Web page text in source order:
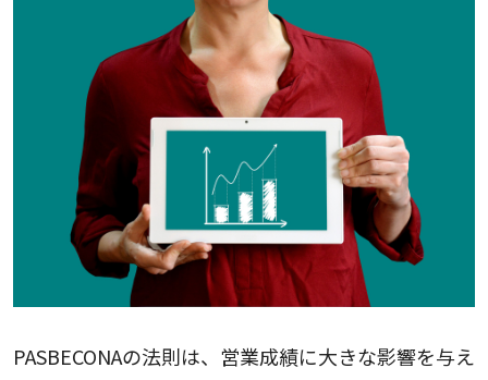
PASBECONAの法則は、営業成績に大きな影響を与え